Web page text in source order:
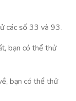
các số 33 và 93.
bạn có thể thử
bạn có thể thử